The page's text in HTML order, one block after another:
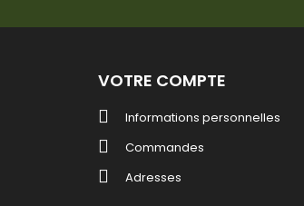
VOTRE COMPTE
Informations personnelles
Commandes
Adresses